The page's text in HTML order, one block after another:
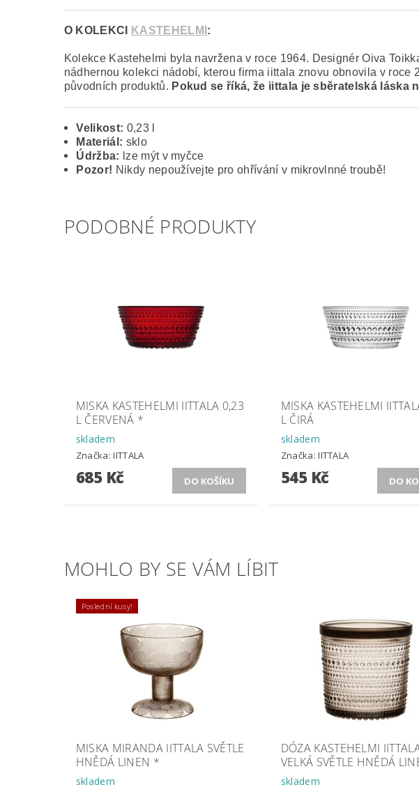
O KOLEKCI KASTEHELMI :
Kolekce Kastehelmi byla navržena v roce 1964. Designér Oiva
nádhernou kolekci nádobí, kterou firma iittala znovu obnovila v
původních produktů. Pokud se říká, že iittala je sběratelská láska
Velikost: 0,23 l
Materiál: sklo
Údržba: lze mýt v myčce
Pozor! Nikdy nepoužívejte pro ohřívání v mikrovlnné troubě!
PODOBNÉ PRODUKTY
MISKA KASTEHELMI IITTALA 0,23
L ČERVENÁ *
skladem
Značka:IITTALA
685 Kč
MISKA KASTEHELMI
L ČIRÁ
skladem
Značka:IITTALA
545 Kč
MOHLO BY SE VÁM LÍBIT
Poslední kusy!
MISKA MIRANDA IITTALA SVĚTLE
HNĚDÁ LINEN *
skladem
DÓZA KASTEHELMI
VELKÁ SVĚTLE HNĚDÁ
skladem